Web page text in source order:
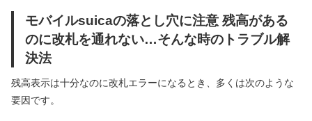
モバイルsuicaの落とし穴に注意 残高がある
のに改札を通れない…そんな時のトラブル解
決法
残高表示は十分なのに改札エラーになるとき、多くは次のような
要因です。